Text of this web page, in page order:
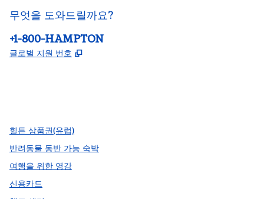
무엇을 도와드릴까요?
전화:
+1-800-HAMPTON
글로벌 지원 번호 ,
힐튼 상품권(유럽)
반려동물 동반 가능 숙박
여행을 위한 영감
신용카드